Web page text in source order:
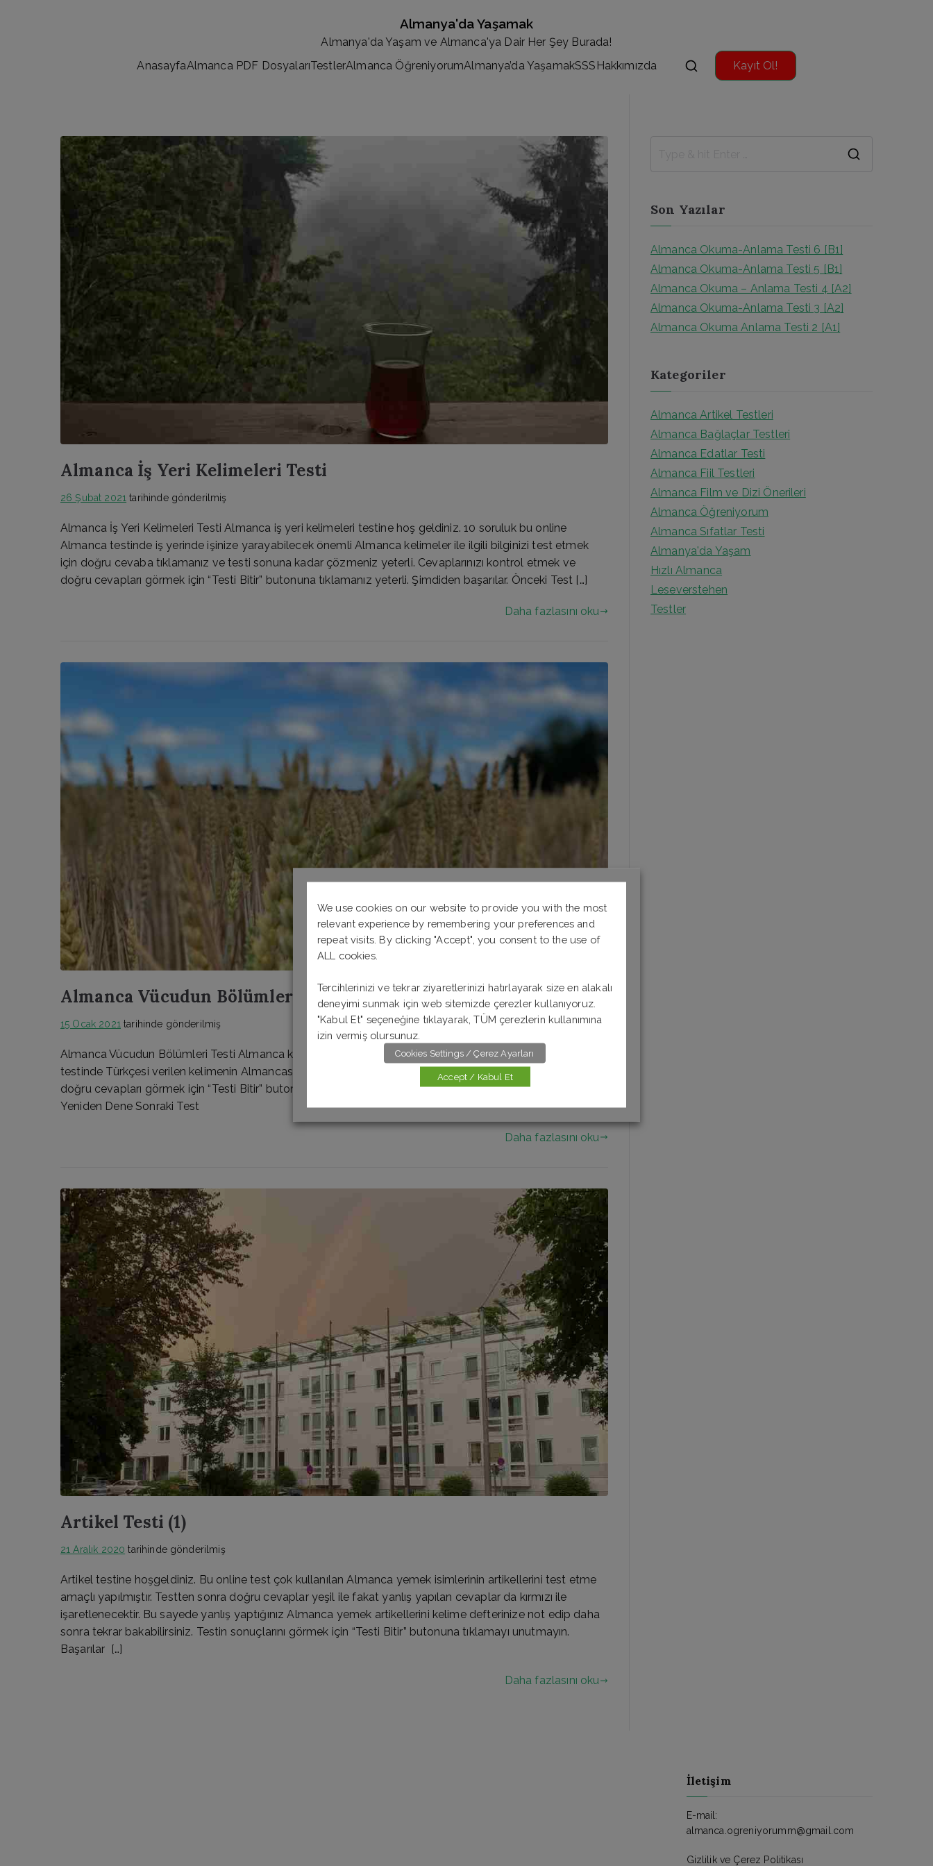
Almanya'da Yaşamak
Almanya'da Yaşam ve Almanca'ya Dair Her Şey Burada!
AnasayfaAlmanca PDF DosyalarıTestlerAlmanca ÖğreniyorumAlmanya’da YaşamakSSS Hakkımızda Kayıt Ol!
Almanca İş Yeri Kelimeleri Testi
26 Şubat 2021 tarihinde gönderilmiş
Almanca İş Yeri Kelimeleri Testi Almanca iş yeri kelimeleri testine hoş geldiniz. 10 soruluk bu online
Almanca testinde iş yerinde işinize yarayabilecek önemli Almanca kelimeler ile ilgili bilginizi test etmek
için doğru cevaba tıklamanız ve testi sonuna kadar çözmeniz yeterli. Cevaplarınızı kontrol etmek ve
doğru cevapları görmek için “Testi Bitir” butonuna tıklamanız yeterli. Şimdiden başarılar. Önceki Test […]
Daha fazlasını oku
Almanca Vücudun Bölümleri Testi
15 Ocak 2021 tarihinde gönderilmiş
Almanca Vücudun Bölümleri Testi Almanca kelime testine hoş geldiniz. 10 soruluk bu online Almanca
testinde Türkçesi verilen kelimenin Almancasına karar vermeniz gerekir. Cevaplarınızı kontrol etmek ve
doğru cevapları görmek için “Testi Bitir” butonuna tıklamanız yeterli. Şimdiden başarılar. Önceki Test
Yeniden Dene Sonraki Test
Daha fazlasını oku
Artikel Testi (1)
21 Aralık 2020 tarihinde gönderilmiş
Artikel testine hoşgeldiniz. Bu online test çok kullanılan Almanca yemek isimlerinin artikellerini test etme
amaçlı yapılmıştır. Testten sonra doğru cevaplar yeşil ile fakat yanlış yapılan cevaplar da kırmızı ile
işaretlenecektir. Bu sayede yanlış yaptığınız Almanca yemek artikellerini kelime defterinize not edip daha
sonra tekrar bakabilirsiniz. Testin sonuçlarını görmek için “Testi Bitir” butonuna tıklamayı unutmayın.
Başarılar […]
Daha fazlasını oku
Son Yazılar
Almanca Okuma-Anlama Testi 6 [B1]
Almanca Okuma-Anlama Testi 5 [B1]
Almanca Okuma – Anlama Testi 4 [A2]
Almanca Okuma-Anlama Testi 3 [A2]
Almanca Okuma Anlama Testi 2 [A1]
Kategoriler
Almanca Artikel Testleri
Almanca Bağlaçlar Testleri
Almanca Edatlar Testi
Almanca Fiil Testleri
Almanca Film ve Dizi Önerileri
Almanca Öğreniyorum
Almanca Sıfatlar Testi
Almanya'da Yaşam
Hızlı Almanca
Leseverstehen
Testler
İletişim
E-mail:
almanca.ogreniyorumm@gmail.com
Gizlilik ve Çerez Politikası
We use cookies on our website to provide you with the most
relevant experience by remembering your preferences and
repeat visits. By clicking "Accept", you consent to the use of
ALL cookies.
Tercihlerinizi ve tekrar ziyaretlerinizi hatırlayarak size en alakalı
deneyimi sunmak için web sitemizde çerezler kullanıyoruz.
"Kabul Et" seçeneğine tıklayarak, TÜM çerezlerin kullanımına
izin vermiş olursunuz.
Cookies Settings / Çerez Ayarları
Accept / Kabul Et